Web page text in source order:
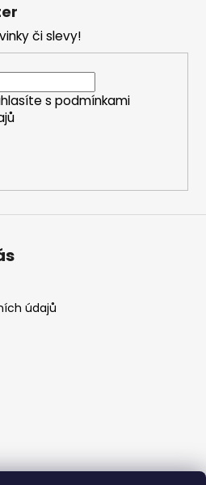
či slevy!
s podmínkami
údajů